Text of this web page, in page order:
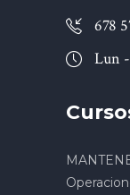
678
Lun